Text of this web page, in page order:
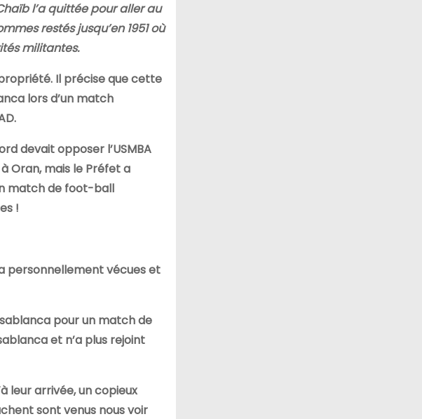
l’a quittée pour aller au
restés jusqu’en 1951 où
militantes.
Il précise que cette
lors d’un match
devait opposer l’USMBA
Oran, mais le Préfet a
match de foot-ball
!
personnellement vécues et
pour un match de
et n’a plus rejoint
leur arrivée, un copieux
sont venus nous voir